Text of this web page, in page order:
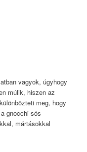
vagyok, úgyhogy
múlik, hiszen az
meg, hogy
gnocchi sós
mártásokkal